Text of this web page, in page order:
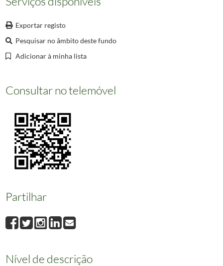
01014 Portugal
01016Azenhas do Mar (Portugal) – Velho Lobo do Mar
(...)
Exportar registo
Pesquisar no âmbito deste fundo
Adicionar à minha lista
Consultar no telemóvel
Partilhar
Nível de descrição